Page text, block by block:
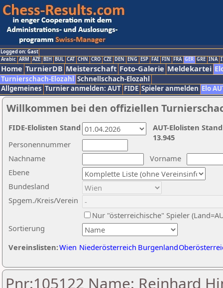
Logged on: Gast
Arabic ARM AZE BIH BUL CAT CHN CRO CZE DEN ENG ESP FAI FIN FRA GER GRE INA
Home TurnierDB Meisterschaft Foto-Galerie Meldekartei
Turnierschach-Elozahl Schnellschach-Elozahl
Allgemeines Turnier anmelden: AUT FIDE Spieler anmelden Elo
Willkommen bei den offiziellen
Nachname
Vorname
Ebene
Sortierung
Personennummer
Bundesland
Spgem./Kreis/Verein
Nur "österreichische" Spieler
Vereinslisten:Wien Niederösterreich Burgenland
AUT-Elolisten
13.945
FIDE-Elolisten Stand
Pnr:105122 Name: Reinhard